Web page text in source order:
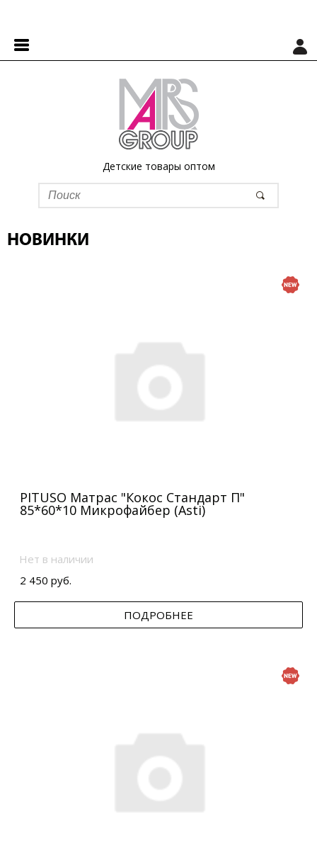
Детские товары оптом
НОВИНКИ
PITUSO Матрас "Кокос Стандарт П"
85*60*10 Микрофайбер (Asti)
Нет в наличии
2 450 руб.
ПОДРОБНЕЕ